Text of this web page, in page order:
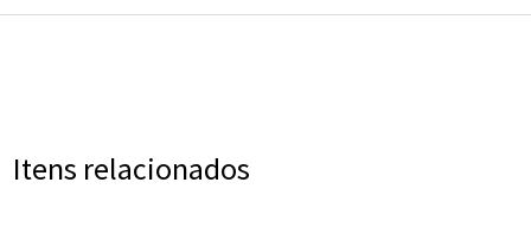
Itens relacionados